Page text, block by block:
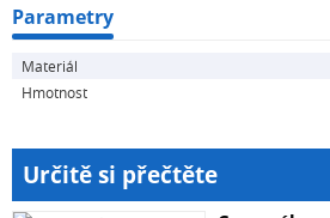
Parametry
Materiál
Hmotnost
Určitě si přečtěte